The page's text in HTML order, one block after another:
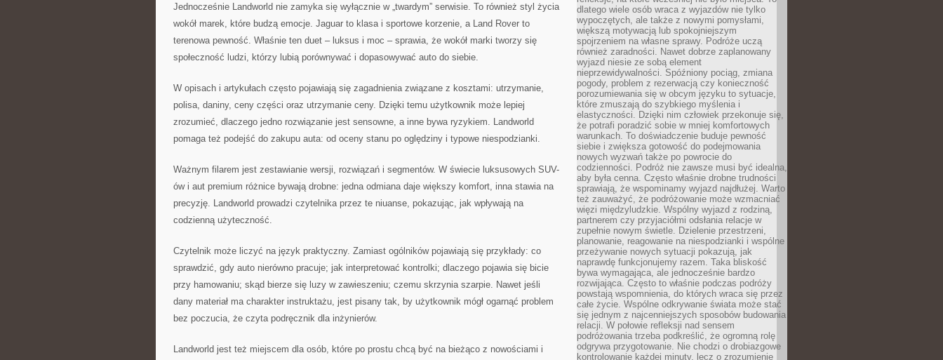
Jednocześnie Landworld nie zamyka się wyłącznie w „twardym” serwisie. To również styl życia
wokół marek, które budzą emocje. Jaguar to klasa i sportowe korzenie, a Land Rover to
terenowa pewność. Właśnie ten duet – luksus i moc – sprawia, że wokół marki tworzy się
społeczność ludzi, którzy lubią porównywać i dopasowywać auto do siebie.
W opisach i artykułach często pojawiają się zagadnienia związane z kosztami: utrzymanie,
polisa, daniny, ceny części oraz utrzymanie ceny. Dzięki temu użytkownik może lepiej
zrozumieć, dlaczego jedno rozwiązanie jest sensowne, a inne bywa ryzykiem. Landworld
pomaga też podejść do zakupu auta: od oceny stanu po oględziny i typowe niespodzianki.
Ważnym filarem jest zestawianie wersji, rozwiązań i segmentów. W świecie luksusowych SUV-
ów i aut premium różnice bywają drobne: jedna odmiana daje większy komfort, inna stawia na
precyzję. Landworld prowadzi czytelnika przez te niuanse, pokazując, jak wpływają na
codzienną użyteczność.
Czytelnik może liczyć na język praktyczny. Zamiast ogólników pojawiają się przykłady: co
sprawdzić, gdy auto nierówno pracuje; jak interpretować kontrolki; dlaczego pojawia się bicie
przy hamowaniu; skąd bierze się luzy w zawieszeniu; czemu skrzynia szarpie. Nawet jeśli
dany materiał ma charakter instruktażu, jest pisany tak, by użytkownik mógł ogarnąć problem
bez poczucia, że czyta podręcznik dla inżynierów.
Landworld jest też miejscem dla osób, które po prostu chcą być na bieżąco z nowościami i
dlatego wiele osób wraca z wyjazdów nie tylko
wypoczętych, ale także z nowymi pomysłami,
większą motywacją lub spokojniejszym
spojrzeniem na własne sprawy. Podróże uczą
również zaradności. Nawet dobrze zaplanowany
wyjazd niesie ze sobą element
nieprzewidywalności. Spóźniony pociąg, zmiana
pogody, problem z rezerwacją czy konieczność
porozumiewania się w obcym języku to sytuacje,
które zmuszają do szybkiego myślenia i
elastyczności. Dzięki nim człowiek przekonuje się,
że potrafi poradzić sobie w mniej komfortowych
warunkach. To doświadczenie buduje pewność
siebie i zwiększa gotowość do podejmowania
nowych wyzwań także po powrocie do
codzienności. Podróż nie zawsze musi być idealna,
aby była cenna. Często właśnie drobne trudności
sprawiają, że wspominamy wyjazd najdłużej. Warto
też zauważyć, że podróżowanie może wzmacniać
więzi międzyludzkie. Wspólny wyjazd z rodziną,
partnerem czy przyjaciółmi odsłania relacje w
zupełnie nowym świetle. Dzielenie przestrzeni,
planowanie, reagowanie na niespodzianki i wspólne
przeżywanie nowych sytuacji pokazują, jak
naprawdę funkcjonujemy razem. Taka bliskość
bywa wymagająca, ale jednocześnie bardzo
rozwijająca. Często to właśnie podczas podróży
powstają wspomnienia, do których wraca się przez
całe życie. Wspólne odkrywanie świata może stać
się jednym z najcenniejszych sposobów budowania
relacji. W połowie refleksji nad sensem
podróżowania trzeba podkreślić, że ogromną rolę
odgrywa przygotowanie. Nie chodzi o drobiazgowe
kontrolowanie każdej minuty, lecz o zrozumienie